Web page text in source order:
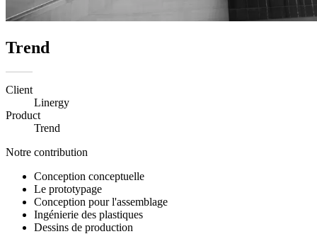
Trend
Client
Linergy
Product
Trend
Notre contribution
Conception conceptuelle
Le prototypage
Conception pour l'assemblage
Ingénierie des plastiques
Dessins de production